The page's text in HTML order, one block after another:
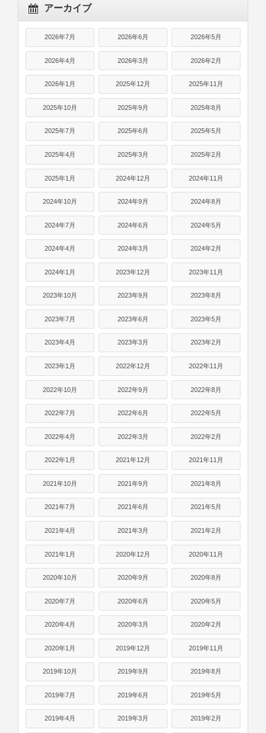
アーカイブ
2026年7月 2026年6月 2026年5月
2026年4月 2026年3月 2026年2月
2026年1月 2025年12月 2025年11月
2025年10月 2025年9月 2025年8月
2025年7月 2025年6月 2025年5月
2025年4月 2025年3月 2025年2月
2025年1月 2024年12月 2024年11月
2024年10月 2024年9月 2024年8月
2024年7月 2024年6月 2024年5月
2024年4月 2024年3月 2024年2月
2024年1月 2023年12月 2023年11月
2023年10月 2023年9月 2023年8月
2023年7月 2023年6月 2023年5月
2023年4月 2023年3月 2023年2月
2023年1月 2022年12月 2022年11月
2022年10月 2022年9月 2022年8月
2022年7月 2022年6月 2022年5月
2022年4月 2022年3月 2022年2月
2022年1月 2021年12月 2021年11月
2021年10月 2021年9月 2021年8月
2021年7月 2021年6月 2021年5月
2021年4月 2021年3月 2021年2月
2021年1月 2020年12月 2020年11月
2020年10月 2020年9月 2020年8月
2020年7月 2020年6月 2020年5月
2020年4月 2020年3月 2020年2月
2020年1月 2019年12月 2019年11月
2019年10月 2019年9月 2019年8月
2019年7月 2019年6月 2019年5月
2019年4月 2019年3月 2019年2月